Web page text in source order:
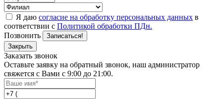
Я даю согласие на обработку персональных данных в
соответствии с Политикой обработки ПДн.
Позвонить
Записаться!
Закрыть
Заказать звонок
Оставьте заявку на обратный звонок, наш администратор
свяжется с Вами с 9:00 до 21:00.